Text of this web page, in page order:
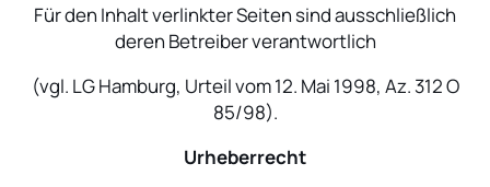
Für den Inhalt verlinkter Seiten sind ausschließlich
deren Betreiber verantwortlich
(vgl. LG Hamburg, Urteil vom 12. Mai 1998, Az. 312 O
85/98).
Urheberrecht